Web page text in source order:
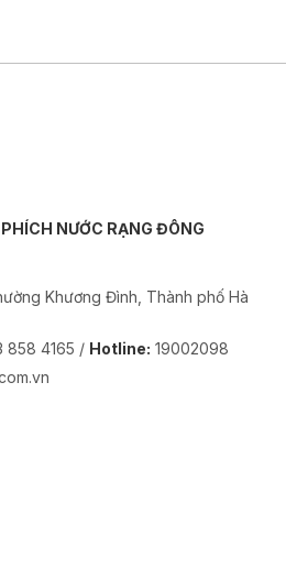
NƯỚC RẠNG ĐÔNG
Khương Đình, Thành phố Hà
858 4165 / Hotline: 19002098